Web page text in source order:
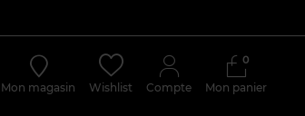
Mon magasin Wishlist Compte Mon panier
0